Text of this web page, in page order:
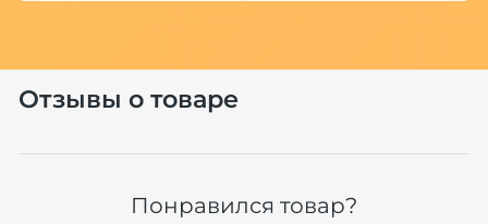
Отзывы о товаре
Понравился товар?